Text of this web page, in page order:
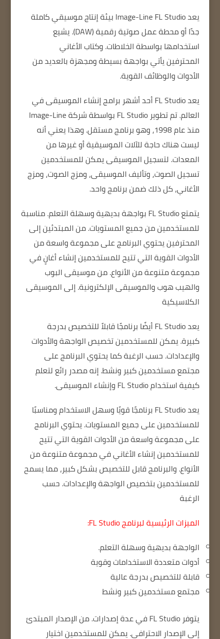
يعد Image-Line FL Studio
بيئة إنتاج موسيقي كاملة
جدًا أو محطة عمل صوتية رقمية (DAW).
يشيع
استخدامها بواسطة الخلاطات. وكتاب الأغاني
المحترفينيأتي بواجهة بسيطةومجهزة بالعديد من
الأدوات والوظائف القوية.
يعد FL Studio أحد أشهر برامج إنشاء الموسيقى في
العالم.
تم تطوير FL Studio بواسطة شركة Image-Line
منذ عام 1998، وهو برنامج مستقل.
وهذا يعني أنه
ليست هناك حاجة للآلات الموسيقية أو غيرها من
المعدات. لتسجيل الموسيقىيمكن للمستخدمين
تسجيل الصوت، وتأليف الموسيقى، ومزج الصوت، ومزج
الأغاني، كل ذلك ضمن برنامج واحد.
يتمتع FL Studio بواجهة بديهية وسهلة التعلم.
مناسبة
للمستخدمين من جميع المستويات.من المبتدئين إلى
المحترفينيحتوي البرنامج على مجموعة واسعة من
الأدوات القوية التي تتيح للمستخدمين إنشاء أغانٍ في
مجموعة متنوعة من الأنواع.من موسيقى البوب ​​
والهيب هوب والموسيقى الإلكترونية.إلى الموسيقى
الكلاسيكية
يعد FL Studio أيضًا برنامجًا قابلاً للتخصيص بدرجة
كبيرة.يمكن للمستخدمين تخصيص الواجهة والأدوات
والإعدادات. حسب الرغبة كمايحتوي البرنامج على
مجتمع مستخدمين كبير ونشط.إنه مصدر رائع لتعلم
كيفية استخدام FL Studio وإنشاء الموسيقى.
يعد FL Studio برنامجًا قويًا وسهل الاستخدام ومناسبًا
للمستخدمين على جميع المستويات.يحتوي البرنامج
على مجموعة واسعة من الأدوات القوية التي تتيح
للمستخدمين إنشاء الأغاني في مجموعة متنوعة من
الأنواع. والبرنامج قابل للتخصيص بشكل كبير، مما يسمح
للمستخدمين بتخصيص الواجهة والإعدادات. حسب
الرغبة
الميزات الرئيسية لبرنامج FL Studio:
الواجهة بديهية وسهلة التعلم.
أدوات متعددة الاستخدامات وقوية
قابلة للتخصيص بدرجة عالية
مجتمع مستخدمين كبير ونشط
يتوفر FL Studio في عدة إصدارات.
من الإصدار المبتدئ
إلى الإصدار الاحترافي.يمكن للمستخدمين اختيار